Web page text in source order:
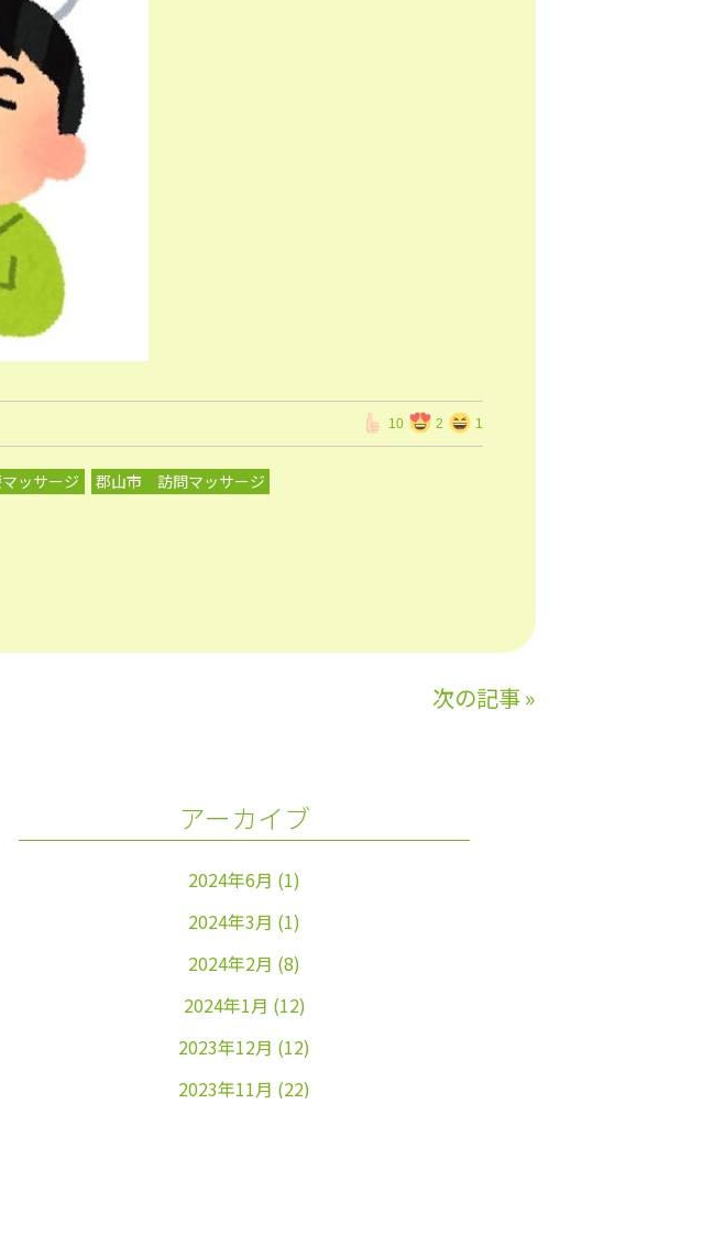
10 2 1
ッサージ
郡山市 訪問マッサージ
次の記事»
アーカイブ
2024年6月 (1)
2024年3月 (1)
2024年2月 (8)
2024年1月 (12)
2023年12月 (12)
2023年11月 (22)